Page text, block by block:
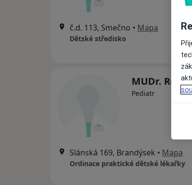
č.d. 113, Smečno • Mapa
Dětské středisko
MUDr.
Pediatr
Slánská 169, Brandýsek • Mapa
Ordinace praktické dětské lékařky